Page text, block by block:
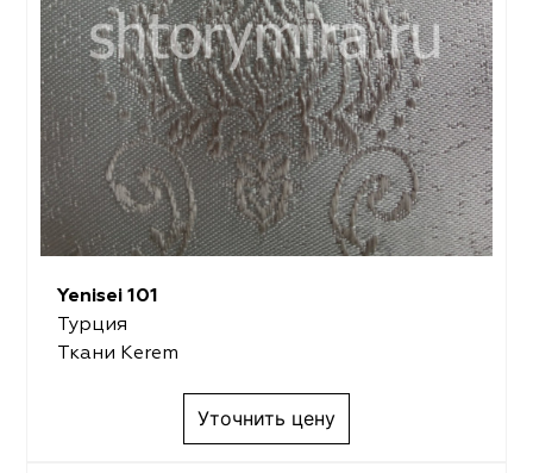
Yenisei 101
Турция
Ткани Kerem
Уточнить цену